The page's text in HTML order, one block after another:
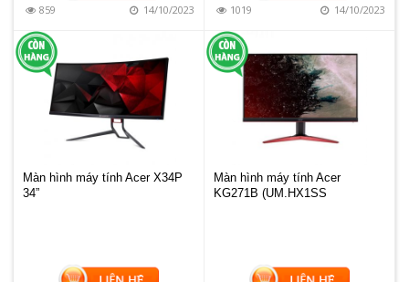
859 14/10/2023 1019 14/10/2023
Màn hình máy tính Acer X34P
34”
Màn hình máy tính Acer
KG271B (UM.HX1SS